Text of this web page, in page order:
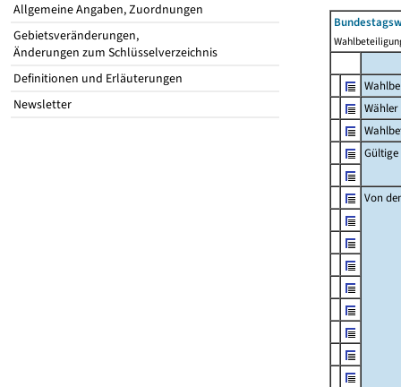
Allgemeine Angaben, Zuordnungen
Gebietsveränderungen,
Änderungen zum Schlüsselverzeichnis
Definitionen und Erläuterungen
Newsletter
Wähler
Von